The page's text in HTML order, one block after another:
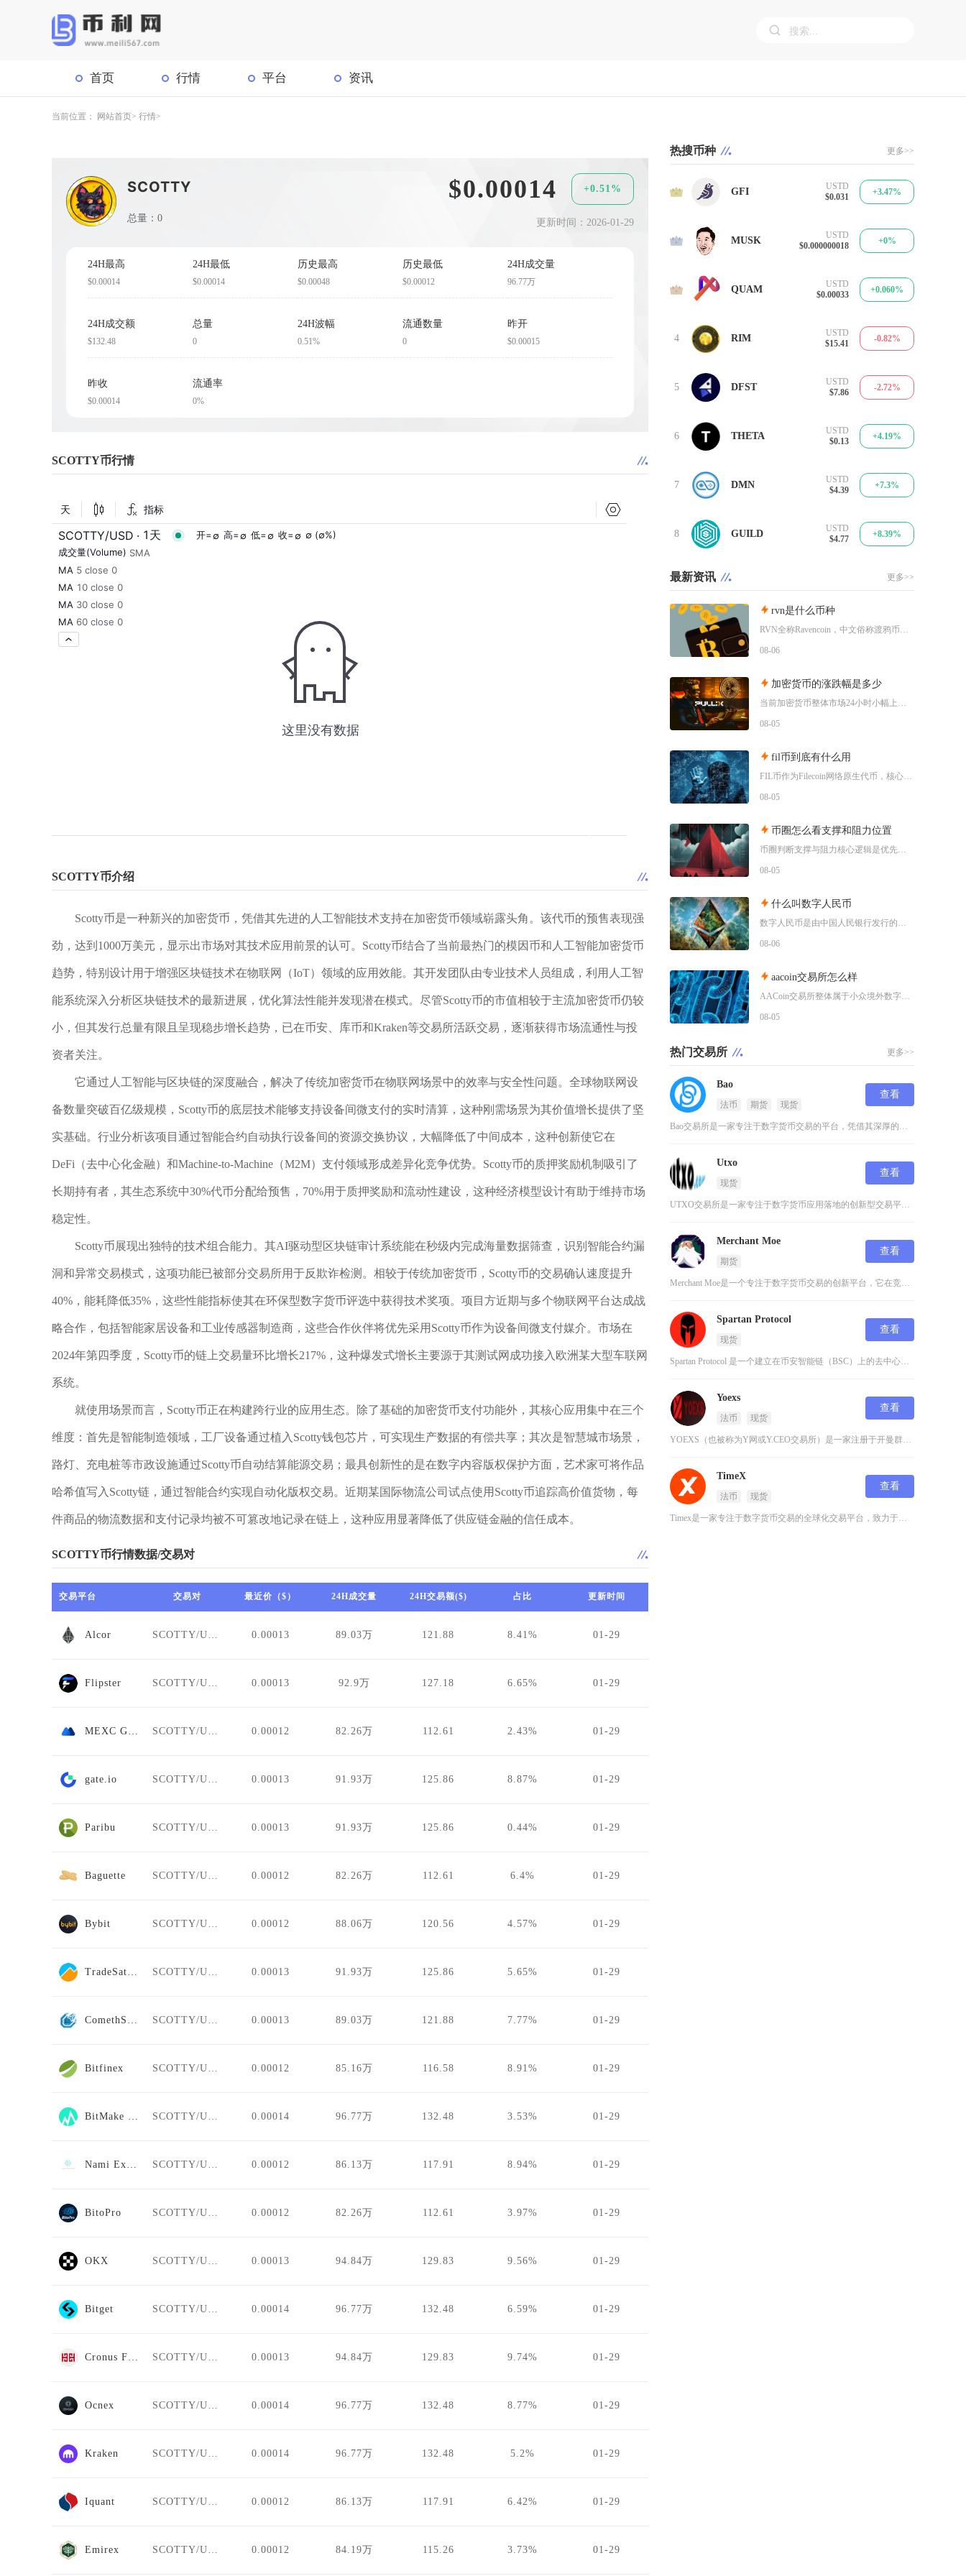
首页 行情 平台 资讯
当前位置： 网站首页 行情
SCOTTY
总量：0
$0.00014 +0.51%
更新时间：2026-01-29
24H最高
$0.00014
24H最低
$0.00014
历史最高
$0.00048
历史最低
$0.00012
24H成交量
96.77万
24H成交额
$132.48
总量
0
24H波幅
0.51%
流通数量
0
昨开
$0.00015
昨收
$0.00014
流通率
0%
SCOTTY币行情
SCOTTY币介绍
Scotty币是一种新兴的加密货币，凭借其先进的人工智能技术支持在加密货币领域崭露头角。该代币的预售表现强
劲，达到1000万美元，显示出市场对其技术应用前景的认可。Scotty币结合了当前最热门的模因币和人工智能加密货币
趋势，特别设计用于增强区块链技术在物联网（IoT）领域的应用效能。其开发团队由专业技术人员组成，利用人工智
能系统深入分析区块链技术的最新进展，优化算法性能并发现潜在模式。尽管Scotty币的市值相较于主流加密货币仍较
小，但其发行总量有限且呈现稳步增长趋势，已在币安、库币和Kraken等交易所活跃交易，逐渐获得市场流通性与投
资者关注。
它通过人工智能与区块链的深度融合，解决了传统加密货币在物联网场景中的效率与安全性问题。全球物联网设
备数量突破百亿级规模，Scotty币的底层技术能够支持设备间微支付的实时清算，这种刚需场景为其价值增长提供了坚
实基础。行业分析该项目通过智能合约自动执行设备间的资源交换协议，大幅降低了中间成本，这种创新使它在
DeFi（去中心化金融）和Machine-to-Machine（M2M）支付领域形成差异化竞争优势。Scotty币的质押奖励机制吸引了
长期持有者，其生态系统中30%代币分配给预售，70%用于质押奖励和流动性建设，这种经济模型设计有助于维持市场
稳定性。
Scotty币展现出独特的技术组合能力。其AI驱动型区块链审计系统能在秒级内完成海量数据筛查，识别智能合约漏
洞和异常交易模式，这项功能已被部分交易所用于反欺诈检测。相较于传统加密货币，Scotty币的交易确认速度提升
40%，能耗降低35%，这些性能指标使其在环保型数字货币评选中获得技术奖项。项目方近期与多个物联网平台达成战
略合作，包括智能家居设备和工业传感器制造商，这些合作伙伴将优先采用Scotty币作为设备间微支付媒介。市场在
2024年第四季度，Scotty币的链上交易量环比增长217%，这种爆发式增长主要源于其测试网成功接入欧洲某大型车联网
系统。
就使用场景而言，Scotty币正在构建跨行业的应用生态。除了基础的加密货币支付功能外，其核心应用集中在三个
维度：首先是智能制造领域，工厂设备通过植入Scotty钱包芯片，可实现生产数据的有偿共享；其次是智慧城市场景，
路灯、充电桩等市政设施通过Scotty币自动结算能源交易；最具创新性的是在数字内容版权保护方面，艺术家可将作品
哈希值写入Scotty链，通过智能合约实现自动化版权交易。近期某国际物流公司试点使用Scotty币追踪高价值货物，每
件商品的物流数据和支付记录均被不可篡改地记录在链上，这种应用显著降低了供应链金融的信任成本。
SCOTTY币行情数据/交易对
交易平台 交易对 最近价（$） 24H成交量 24H交易额($) 占比 更新时间
Alcor SCOTTY/USDT 0.00013 89.03万 121.88 8.41% 01-29
Flipster SCOTTY/USDT 0.00013 92.9万 127.18 6.65% 01-29
MEXC Global SCOTTY/USDT 0.00012 82.26万 112.61 2.43% 01-29
gate.io SCOTTY/USDT 0.00013 91.93万 125.86 8.87% 01-29
Paribu SCOTTY/USDT 0.00013 91.93万 125.86 0.44% 01-29
Baguette SCOTTY/USDT 0.00012 82.26万 112.61 6.4% 01-29
Bybit SCOTTY/USDT 0.00012 88.06万 120.56 4.57% 01-29
TradeSatoshi SCOTTY/USDT 0.00013 91.93万 125.86 5.65% 01-29
ComethSwap SCOTTY/USDT 0.00013 89.03万 121.88 7.77% 01-29
Bitfinex SCOTTY/USDT 0.00012 85.16万 116.58 8.91% 01-29
BitMake Futures SCOTTY/USDT 0.00014 96.77万 132.48 3.53% 01-29
Nami Exchange SCOTTY/USDT 0.00012 86.13万 117.91 8.94% 01-29
BitoPro SCOTTY/USDT 0.00012 82.26万 112.61 3.97% 01-29
OKX SCOTTY/USDT 0.00013 94.84万 129.83 9.56% 01-29
Bitget SCOTTY/USDT 0.00014 96.77万 132.48 6.59% 01-29
Cronus Finance SCOTTY/USDT 0.00013 94.84万 129.83 9.74% 01-29
Ocnex SCOTTY/USDT 0.00014 96.77万 132.48 8.77% 01-29
Kraken SCOTTY/USDT 0.00014 96.77万 132.48 5.2% 01-29
Iquant SCOTTY/USDT 0.00012 86.13万 117.91 6.42% 01-29
Emirex SCOTTY/USDT 0.00012 84.19万 115.26 3.73% 01-29
热搜币种 更多>>
1 GFI
USTD
$0.031
+3.47%
2 MUSK
USTD
$0.000000018
+0%
3 QUAM
USTD
$0.00033
+0.060%
4 RIM
USTD
$15.41
-0.82%
5 DFST
USTD
$7.86
-2.72%
6 THETA
USTD
$0.13
+4.19%
7 DMN
USTD
$4.39
+7.3%
8 GUILD
USTD
$4.77
+8.39%
最新资讯 更多>>
rvn是什么币种
RVN全称Ravencoin，中文俗称渡鸦币、乌鸦币，是一条基于比特币代码分叉改造、主打去
08-06
加密货币的涨跌幅是多少
当前加密货币整体市场24小时小幅上行，加密市场总市值24小时涨幅0.92%，比特币24小时
08-05
fil币到底有什么用
FIL币作为Filecoin网络原生代币，核心作用是搭建去中心化存储市场的经济纽带，承担服
08-05
币圈怎么看支撑和阻力位置
币圈判断支撑与阻力核心逻辑是优先用大周期历史高低点划定基础区间，叠加成交筹码、均线、斐波那
08-05
什么叫数字人民币
数字人民币是由中国人民银行发行的法定数字货币，属于法定流通货币，并非币圈炒作的加密虚拟货币
08-06
aacoin交易所怎么样
AACoin交易所整体属于小众境外数字资产交易平台，无主流地区合规牌照，交易功能看似齐全，
08-05
热门交易所 更多>>
Bao
法币 期货 现货
查看
Bao交易所是一家专注于数字货币交易的平台，凭借其深厚的技术积累和行业经验，为用户提供了安
Utxo
现货
查看
UTXO交易所是一家专注于数字货币应用落地的创新型交易平台，致力于为用户提供安全、稳定且高
Merchant Moe
期货
查看
Merchant Moe是一个专注于数字货币交易的创新平台，它在竞争激烈的加密货币市场中凭
Spartan Protocol
现货
查看
Spartan Protocol 是一个建立在币安智能链（BSC）上的去中心化交易平台，专
Yoexs
法币 现货
查看
YOEXS（也被称为Y网或Y.CEO交易所）是一家注册于开曼群岛的数字货币交易平台，面向全
TimeX
法币 现货
查看
Timex是一家专注于数字货币交易的全球化交易平台，致力于为用户提供安全、高效的数字资产交